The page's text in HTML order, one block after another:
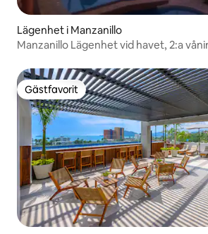
Lägenhet i Manzanillo
Manzanillo Lägenhet vid havet, 2:a
Gästfavorit
Gästfavorit